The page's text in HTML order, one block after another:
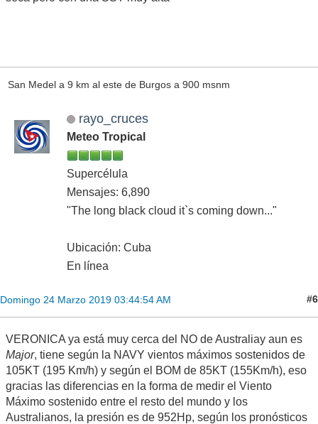
San Medel a 9 km al este de Burgos a 900 msnm
rayo_cruces
Meteo Tropical
Supercélula
Mensajes: 6,890
"The long black cloud it`s coming down..."
Ubicación: Cuba
En línea
Domingo 24 Marzo 2019 03:44:54 AM #6
VERONICA ya está muy cerca del NO de Australiay aun es
Major, tiene según la NAVY vientos máximos sostenidos de
105KT (195 Km/h) y según el BOM de 85KT (155Km/h), eso
gracias las diferencias en la forma de medir el Viento
Máximo sostenido entre el resto del mundo y los
Australianos, la presión es de 952Hp, según los pronósticos